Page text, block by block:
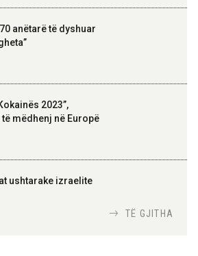
anëtarë të dyshuar
2023”,
mëdhenj në Europë
ushtarake izraelite
TË GJITHA